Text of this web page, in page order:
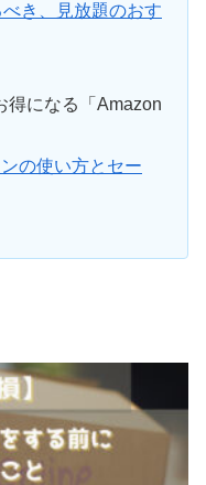
き、見放題のおす
得になる「Amazon
の使い方とセー